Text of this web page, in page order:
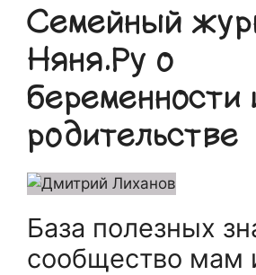
Семейный
Няня.Ру о
беременности
родительстве
База полезных
сообщество мам